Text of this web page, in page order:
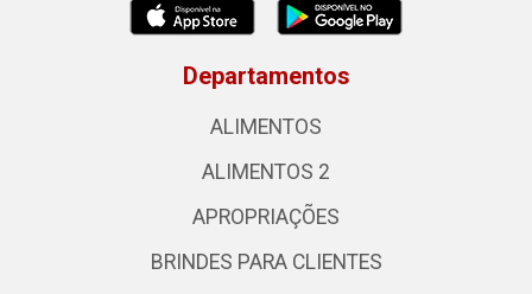
Departamentos
ALIMENTOS
ALIMENTOS 2
APROPRIAÇÕES
BRINDES PARA CLIENTES